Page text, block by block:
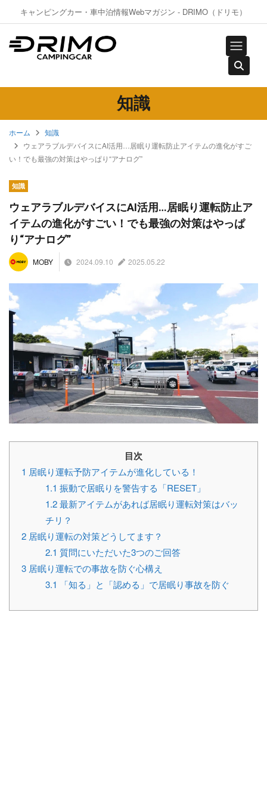
キャンピングカー・車中泊情報Webマガジン - DRIMO（ドリモ）
知識
ホーム
知識
ウェアラブルデバイスにAI活用…居眠り運転防止アイテムの進化がすご
い！でも最強の対策はやっぱり“アナログ”
知識
ウェアラブルデバイスにAI活用…居眠り運転防止ア
イテムの進化がすごい！でも最強の対策はやっぱ
り“アナログ”
MOBY 2024.09.10 2025.05.22
目次
1 居眠り運転予防アイテムが進化している！
1.1 振動で居眠りを警告する「RESET」
1.2最新アイテムがあれば居眠り運転対策はバッ
チリ？
2 居眠り運転の対策どうしてます？
2.1 質問にいただいた3つのご回答
3 居眠り運転での事故を防ぐ心構え
3.1 「知る」と「認める」で居眠り事故を防ぐ